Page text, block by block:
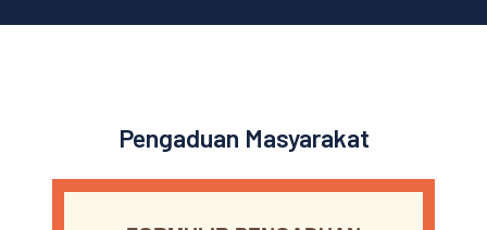
Pengaduan Masyarakat